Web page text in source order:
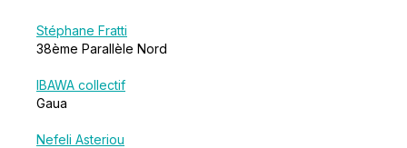
Stéphane Fratti
38ème Parallèle Nord
IBAWA collectif
Gaua
Nefeli Asteriou